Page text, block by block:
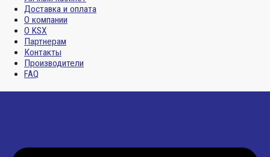
Доставка и оплата
О компании
О KSX
Партнерам
Контакты
Производители
FAQ